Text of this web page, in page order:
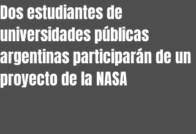
Dos estudiantes de
universidades públicas
argentinas participarán de un
proyecto de la NASA